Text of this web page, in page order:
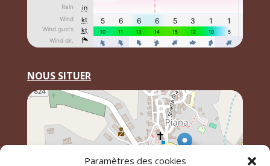
Paramètres des cookies
NOUS SITUER